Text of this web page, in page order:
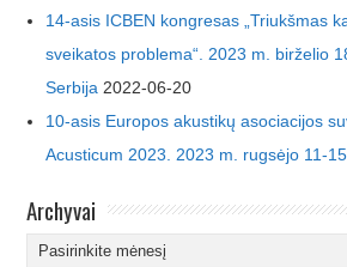
14-asis ICBEN kongresas „Triukšmas
sveikatos problema“. 2023 m. birželio
Serbija 2022-06-20
10-asis Europos akustikų asociacijos
Acusticum 2023. 2023 m. rugsėjo 11-15
Archyvai
Archyvai